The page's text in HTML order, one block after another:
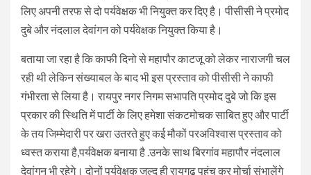
लिए अपनी तरफ से दो पर्यवेक्षक भी नियुक्त कर दिए है। पीसीसी ने प्रमोद
दुबे और नंदलाल देवांगन को पर्यवेक्षक नियुक्त किया है।
बताया जा रहा है कि काफी दिनो से महापौर काटजू को लेकर नाराजगी चल
रही थी लेकिन संख्याबल के बाद भी इस प्रस्ताव को पीसीसी ने काफी
गंभीरता से लिया है। रायपुर नगर निगम सभापति प्रमोद दुबे जो कि इस
प्रकार की स्थिति में पार्टी के लिए हमेशा संकटमोचक साबित हुए और पार्टी
के तय जिम्मेदारी पर खरा उतरते हुए कई मौकों परअविश्वास प्रस्ताव को
ध्वस्त कराया है,पर्यवेक्षक बनाया है .उनके साथ बिरगांव महापौर नंदलाल
देवांगन भी रहेगे। दोनों पर्यवेक्षक जल्द ही रायगढ़ पहुंच कर मोर्चा संभालेंगे